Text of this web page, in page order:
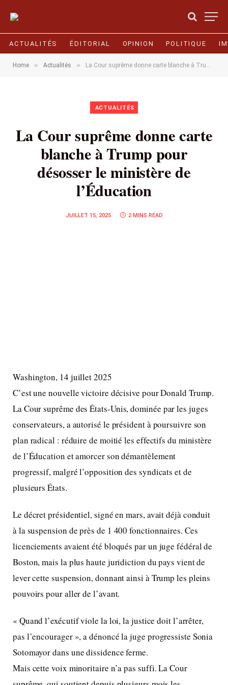
ACTUALITÉS ÉDITORIAL OPINION POLITIQUE
Home » Actualités » La Cour suprême donne carte blanche à Trump pour désosser le ministère de l’Éducation
ACTUALITÉS
La Cour suprême donne carte
blanche à Trump pour
désosser le ministère de
l’Éducation
JUILLET 15, 2025 2 MINS READ
Washington, 14 juillet 2025
C’est une nouvelle victoire décisive pour Donald Trump.
La Cour suprême des États-Unis, dominée par les juges
conservateurs, a autorisé le président à poursuivre son
plan radical : réduire de moitié les effectifs du ministère
de l’Éducation et amorcer son démantèlement
progressif, malgré l’opposition des syndicats et de
plusieurs États.
Le décret présidentiel, signé en mars, avait déjà conduit
à la suspension de près de 1 400 fonctionnaires. Ces
licenciements avaient été bloqués par un juge fédéral de
Boston, mais la plus haute juridiction du pays vient de
lever cette suspension, donnant ainsi à Trump les pleins
pouvoirs pour aller de l’avant.
« Quand l’exécutif viole la loi, la justice doit l’arrêter,
pas l’encourager », a dénoncé la juge progressiste Sonia
Sotomayor dans une dissidence ferme.
Mais cette voix minoritaire n’a pas suffi. La Cour